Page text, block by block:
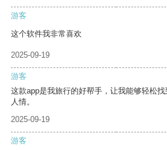
游客
这个软件我非常喜欢
2025-09-19
游客
这款app是我旅行的好帮手，让我能够轻松
人情。
2025-09-19
游客